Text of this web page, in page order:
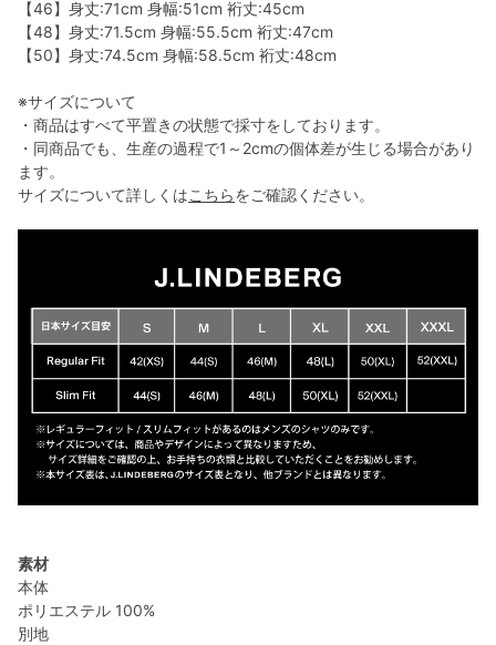
【46】身丈:71cm 身幅:51cm 裄丈:45cm
【48】身丈:71.5cm 身幅:55.5cm 裄丈:47cm
【50】身丈:74.5cm 身幅:58.5cm 裄丈:48cm
※サイズについて
・商品はすべて平置きの状態で採寸をしております。
・同商品でも、生産の過程で1～2cmの個体差が生じる場合があり
ます。
サイズについて詳しくはこちらをご確認ください。
素材
本体
ポリエステル 100%
別地